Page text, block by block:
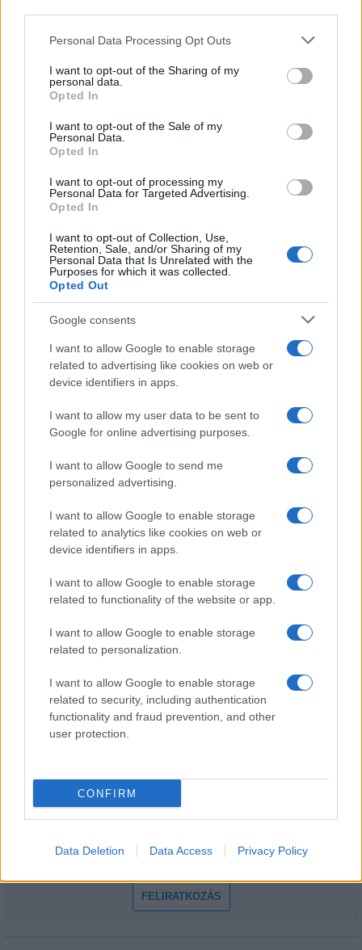
Please note that this website/app uses one or more Google
not limited to your visit or usage behaviour. You may click to
grant or deny consent to Google and its third-party tags to
use your data for below specified purposes in below Google
consent section.
Personal Data Processing Opt Outs
I want to opt-out of the Sharing of my
personal data.
Opted In
I want to opt-out of the Sale of my
Personal Data.
Opted In
I want to opt-out of processing my
Personal Data for Targeted Advertising.
Opted In
I want to opt-out of Collection, Use,
Retention, Sale, and/or Sharing of my
Personal Data that Is Unrelated with the
Purposes for which it was collected.
Opted Out
Google consents
I want to allow Google to enable storage
related to advertising like cookies on web or
device identifiers in apps.
I want to allow my user data to be sent to
Google for online advertising purposes.
I want to allow Google to send me
personalized advertising.
I want to allow Google to enable storage
related to analytics like cookies on web or
device identifiers in apps.
I want to allow Google to enable storage
related to functionality of the website or app.
I want to allow Google to enable storage
related to personalization.
I want to allow Google to enable storage
related to security, including authentication
functionality and fraud prevention, and other
user protection.
CONFIRM
Data Deletion Data Access Privacy Policy
Itt az ÉVOSZ megoldása a hőhullámok és az
Országos hírek
Miért éri meg Afrikában utat építeni?
tudni kell
Kihívások labirintusában
Országos hírek
felhasználta az emberiség a Föld egész
évre elegendő erőforrásait
Aktuális
Kultúra
Brandnyúl mini disco
HÍRLEVÉL
Feliratkozom a hírlevélre és elfogadom azadatvédelmi
FELIRATKOZÁS